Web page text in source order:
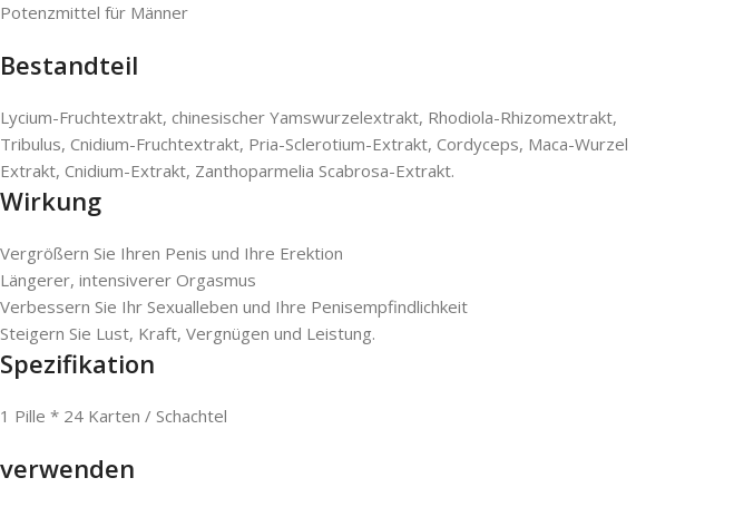
Potenzmittel für Männer
Bestandteil
Lycium-Fruchtextrakt, chinesischer Yamswurzelextrakt, Rhodiola-Rhizomextrakt,
Tribulus, Cnidium-Fruchtextrakt, Pria-Sclerotium-Extrakt, Cordyceps, Maca-Wurzel
Extrakt, Cnidium-Extrakt, Zanthoparmelia Scabrosa-Extrakt.
Wirkung
Vergrößern Sie Ihren Penis und Ihre Erektion
Längerer, intensiverer Orgasmus
Verbessern Sie Ihr Sexualleben und Ihre Penisempfindlichkeit
Steigern Sie Lust, Kraft, Vergnügen und Leistung.
Spezifikation
1 Pille * 24 Karten / Schachtel
verwenden